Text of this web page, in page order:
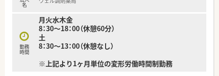
名
勤務
時間
月火水木金
8：30～18：00（休憩60分）
土
8：30～13：00（休憩なし）
※上記より1ヶ月単位の変形労働時間制勤務